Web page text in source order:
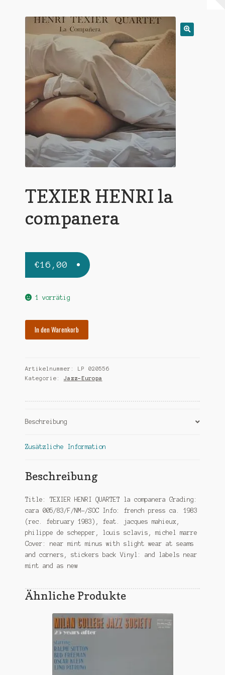
Warenkorb
TEXIER HENRI la
companera
€16,00
1 vorrätig
Menge
In den Warenkorb
Artikelnummer: LP 020556
Kategorie: Jazz-Europa
Beschreibung
Zusätzliche Information
Beschreibung
Title: TEXIER HENRI QUARTET la companera Grading:
cara 005/83/F/NM-/SOC Info: french press ca. 1983
(rec. february 1983), feat. jacques mahieux,
philippe de schepper, louis sclavis, michel marre
Cover: near mint minus with slight wear at seams
and corners, stickers back Vinyl: and labels near
mint and as new
Ähnliche Produkte